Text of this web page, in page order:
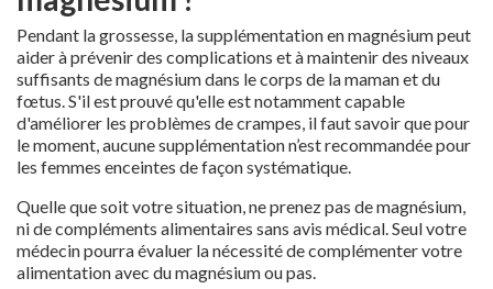
Pendant la grossesse, la supplémentation en magnésium peut
aider à prévenir des complications et à maintenir des niveaux
suffisants de magnésium dans le corps de la maman et du
fœtus. S'il est prouvé qu'elle est notamment capable
d'améliorer les problèmes de crampes, il faut savoir que pour
le moment, aucune supplémentation n’est recommandée pour
les femmes enceintes de façon systématique.
Quelle que soit votre situation, ne prenez pas de magnésium,
ni de compléments alimentaires sans avis médical. Seul votre
médecin pourra évaluer la nécessité de complémenter votre
alimentation avec du magnésium ou pas.